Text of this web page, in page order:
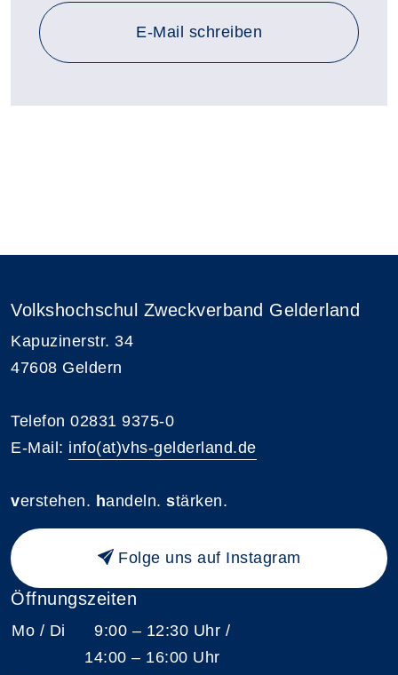
E-Mail schreiben
Volkshochschul Zweckverband Gelderland
Kapuzinerstr. 34
47608 Geldern
Telefon 02831 9375-0
E-Mail: info(at)vhs-gelderland.de
verstehen. handeln. stärken.
Folge uns auf Instagram
Öffnungszeiten
Mo / Di
9:00 – 12:30 Uhr /
14:00 – 16:00 Uhr